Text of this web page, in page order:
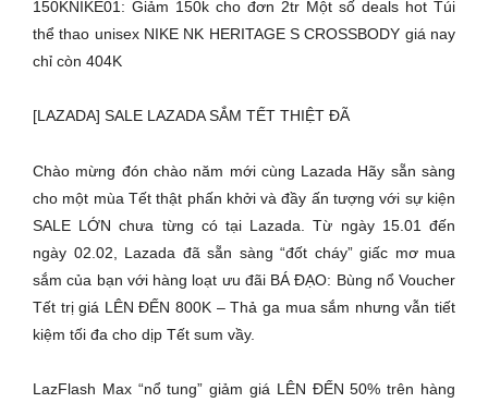
150KNIKE01: Giảm 150k cho đơn 2tr Một số deals hot Túi
thể thao unisex NIKE NK HERITAGE S CROSSBODY giá nay
chỉ còn 404K
[LAZADA] SALE LAZADA SẮM TẾT THIỆT ĐÃ
Chào mừng đón chào năm mới cùng Lazada Hãy sẵn sàng
cho một mùa Tết thật phấn khởi và đầy ấn tượng với sự kiện
SALE LỚN chưa từng có tại Lazada. Từ ngày 15.01 đến
ngày 02.02, Lazada đã sẵn sàng “đốt cháy” giấc mơ mua
sắm của bạn với hàng loạt ưu đãi BÁ ĐẠO: Bùng nổ Voucher
Tết trị giá LÊN ĐẾN 800K – Thả ga mua sắm nhưng vẫn tiết
kiệm tối đa cho dịp Tết sum vầy.
LazFlash Max “nổ tung” giảm giá LÊN ĐẾN 50% trên hàng